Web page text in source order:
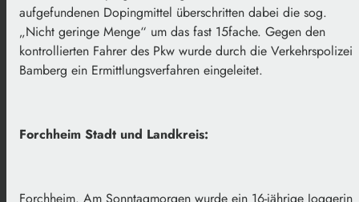
aufgefundenen Dopingmittel überschritten dabei die sog.
„Nicht geringe Menge“ um das fast 15fache. Gegen den
kontrollierten Fahrer des Pkw wurde durch die Verkehrspolizei
Bamberg ein Ermittlungsverfahren eingeleitet.
Forchheim Stadt und Landkreis:
Forchheim. Am Sonntagmorgen wurde ein 16-jährige Joggerin